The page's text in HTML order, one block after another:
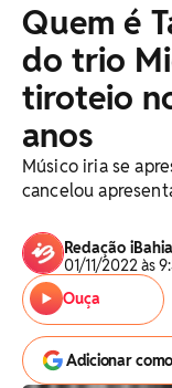
Quem é
do trio
tiroteio
anos
Músico iria se
cancelou
Redação iBahia
01/11/2022 às
Ouça
Adicionar